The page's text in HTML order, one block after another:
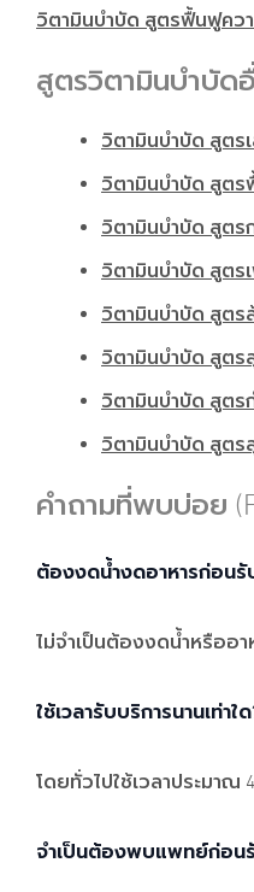
วิตามินบำบัด สูตรฟื้นฟูควา
สูตรวิตามินบำบัด
วิตามินบำบัด สูตร
วิตามินบำบัด สูตร
วิตามินบำบัด สูตร
วิตามินบำบัด สูตร
วิตามินบำบัด สูตร
วิตามินบำบัด สูตร
วิตามินบำบัด สูตร
วิตามินบำบัด สูตร
คำถามที่พบบ่อย
ต้องงดน้ำงดอาหารก่อนรั
ไม่จำเป็นต้องงดน้ำหรืออา
ใช้เวลารับบริการนานเท่าใด
โดยทั่วไปใช้เวลาประมา
จำเป็นต้องพบแพทย์ก่อน